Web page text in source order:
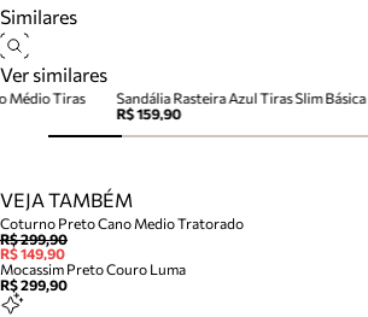
Similares
Ver similares
Sandália Rasteira Azul Tiras Slim Básica
R$ 159,90
Médio Tiras
VEJA TAMBÉM
Coturno Preto Cano Medio Tratorado
R$ 299,90
R$ 149,90
Mocassim Preto Couro Luma
R$ 299,90